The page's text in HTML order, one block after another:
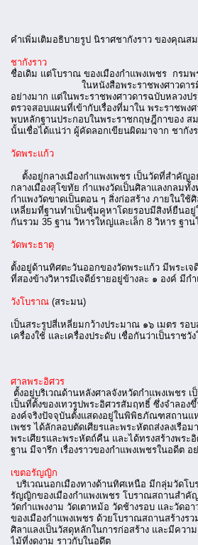
คำเพิ่มเติมอธิบายรูป นิราศชากังราว ของคุณ
ชากังราว
ชื่อเดิม แต่โบราณ ของเมืองกำแพงเพชร กรม
ในหนังสือพระราชพงศาวดารมีเรื่องเกี่
อย่างมาก แต่ในพระราชพงศาวดารฉบับหลวงป
ตรวจสอบแผนที่เข้ากับเรื่องที่มาใน พระราชพง
พบหลักฐานประกอบในพระราชกฤษฎีกาของ สม
นั้นเชื่อได้แน่ว่า ผู้คัดลอกเขียนผิดมาจาก ชากังร
วัดพระแก้ว
ตั้งอยู่กลางเมืองกำแพงเพชร เป็นวัดที่สำคัญ
กลางเมืองสุโขทัย กำแพงวัดเป็นศิลาแลงกลม
กำแพงวัดขาดเป็นตอน ๆ สิ่งก่อสร้าง ภายในใ
เหลี่ยมที่ฐานทำเป็นซุ้มคูหาโดยรอบมีสิงห์ยืนอ
กันรวม 35 ฐาน วิหารใหญ่และเล็ก 8 วิหาร ฐ
วัดพระธาตุ
ตั้งอยู่ด้านทิศตะวันออกของวัดพระแก้ว มีพระเ
ที่สองข้างวิหารมีเจดีย์รายอยู่ข้างละ ๑ องค์ มี
วังโบราณ (สระมน)
เป็นสระรูปสี่เหลี่ยมกว้างประมาณ ๑๖ เมตร ร
เครื่องใช้ และเครื่องประดับ เชื่อกันว่าเป็นราชวั
ศาลพระอิศวร
ตั้งอยู่บริเวณด้านหลังศาลจังหวัดกำแพงเพชร
เป็นที่ตั้งของเทวรูปพระอิศวรสัมฤทธิ์ ซึ่งจําลอง
องค์จริงปัจจุบันตั้งแสดงอยู่ในพิพิธภัณฑสถานแ
เพชร ได้ลักลอบตัดเศียรและพระหัตถส่งลงเรือม
พระเศียรและพระหัตถ์คืน และได้ทรงสร้างพร
ฐาน มีจารึก เรื่องราวของกำแพงเพชรในอดีต อ
เขตอรัญญิก
บริเวณนอกเมืองทางด้านทิศเหนือ มีกลุ่มวัดโ
รัญญิกของเมืองกำแพงเพชร โบราณสถานสำคั
วัดกำแพงงาม วัดเตาหม้อ วัดช้างรอบ และวัด
ของเมืองกำแพงเพชร ด้วยโบราณสถานสร้าง
ศิลาแลงเป็นวัสดุหลักในการก่อสร้าง และมีคว
ไม้ที่งดงาม ราวกับในอดึต